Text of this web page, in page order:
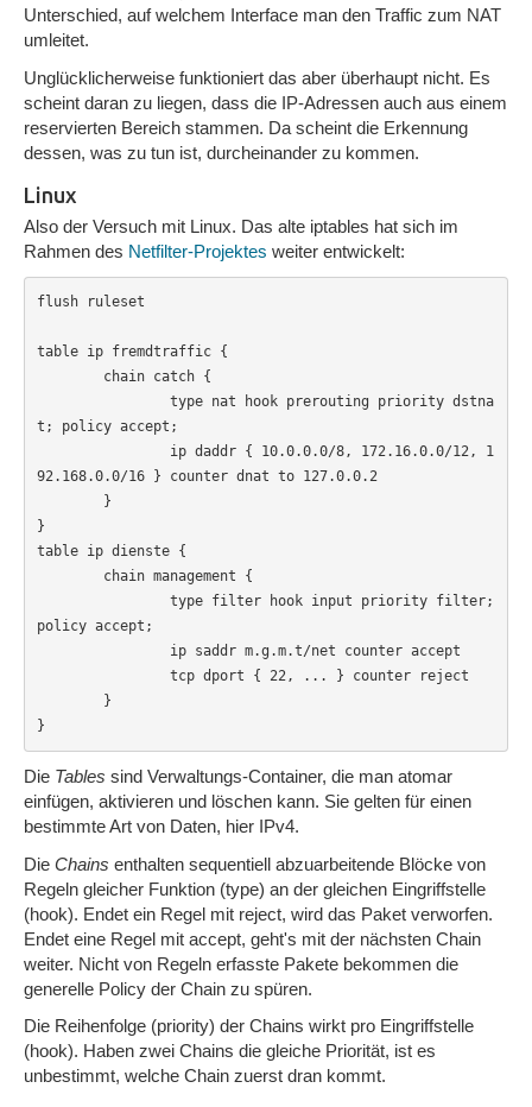
Unterschied, auf welchem Interface man den Traffic zum NAT
umleitet.
Unglücklicherweise funktioniert das aber überhaupt nicht. Es
scheint daran zu liegen, dass die IP-Adressen auch aus einem
reservierten Bereich stammen. Da scheint die Erkennung
dessen, was zu tun ist, durcheinander zu kommen.
Linux
Also der Versuch mit Linux. Das alte iptables hat sich im
Rahmen des Netfilter-Projektes weiter entwickelt:
flush ruleset
table ip fremdtraffic {
chain catch {
type nat hook prerouting priority dstna
t; policy accept;
ip daddr { 10.0.0.0/8, 172.16.0.0/12, 1
92.168.0.0/16 } counter dnat to 127.0.0.2
}
}
table ip dienste {
chain management {
type filter hook input priority filter;
policy accept;
ip saddr m.g.m.t/net counter accept
tcp dport { 22, ... } counter reject
}
}
Die Tables sind Verwaltungs-Container, die man atomar
einfügen, aktivieren und löschen kann. Sie gelten für einen
bestimmte Art von Daten, hier IPv4.
Die Chains enthalten sequentiell abzuarbeitende Blöcke von
Regeln gleicher Funktion (type) an der gleichen Eingriffstelle
(hook). Endet ein Regel mit reject, wird das Paket verworfen.
Endet eine Regel mit accept, geht's mit der nächsten Chain
weiter. Nicht von Regeln erfasste Pakete bekommen die
generelle Policy der Chain zu spüren.
Die Reihenfolge (priority) der Chains wirkt pro Eingriffstelle
(hook). Haben zwei Chains die gleiche Priorität, ist es
unbestimmt, welche Chain zuerst dran kommt.